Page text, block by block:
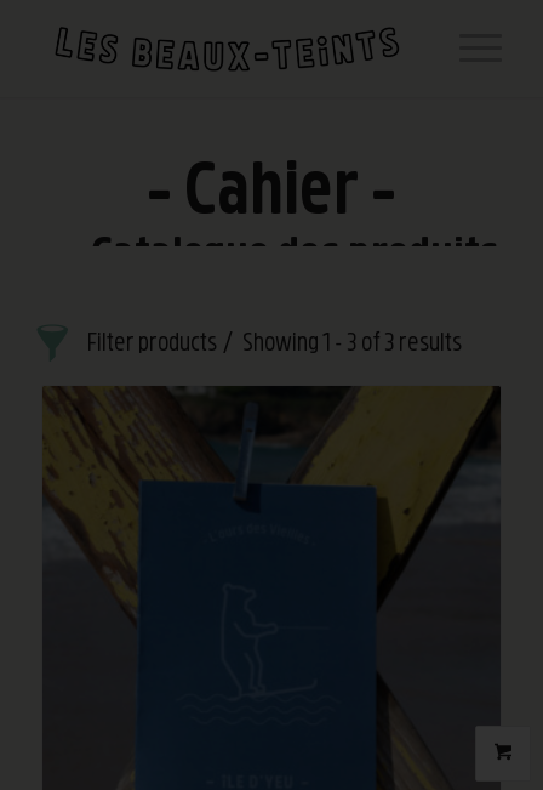
Cahier
Catalogue des produits
Filter products Showing 1 - 3 of 3 results
Collection Produit
Order By